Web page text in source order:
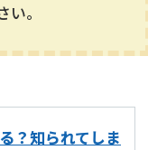
。
？知られてしま